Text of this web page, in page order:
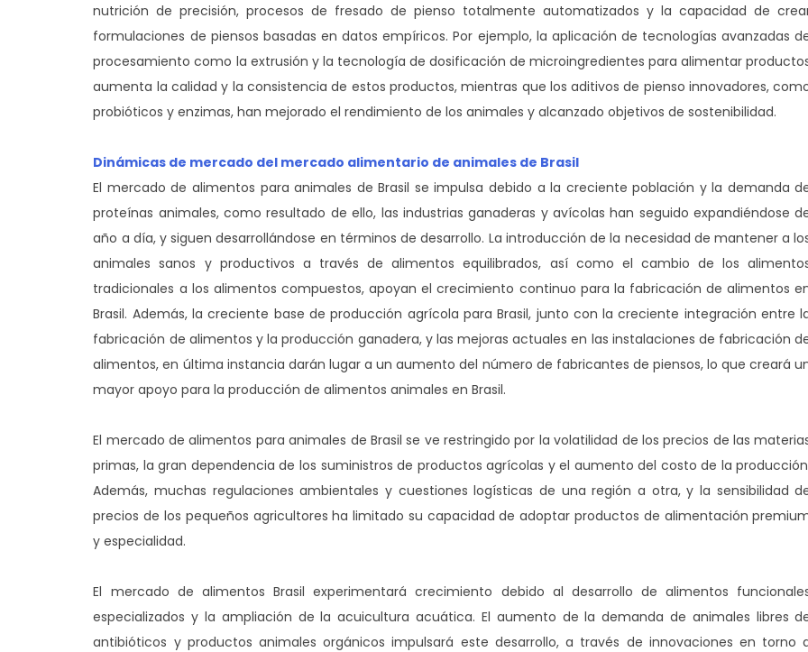
nutrición de precisión, procesos de fresado de pienso totalmente automatizados y la capacidad de
formulaciones de piensos basadas en datos empíricos. Por ejemplo, la aplicación de tecnologías avanzadas
procesamiento como la extrusión y la tecnología de dosificación de microingredientes para alimentar
aumenta la calidad y la consistencia de estos productos, mientras que los aditivos de pienso innovadores,
probióticos y enzimas, han mejorado el rendimiento de los animales y alcanzado objetivos de sostenibilidad.
Dinámicas de mercado del mercado alimentario de animales de Brasil
El mercado de alimentos para animales de Brasil se impulsa debido a la creciente población y la demanda
proteínas animales, como resultado de ello, las industrias ganaderas y avícolas han seguido expandiéndose
año a día, y siguen desarrollándose en términos de desarrollo. La introducción de la necesidad de mantener a
animales sanos y productivos a través de alimentos equilibrados, así como el cambio de los
tradicionales a los alimentos compuestos, apoyan el crecimiento continuo para la fabricación de alimentos
Brasil. Además, la creciente base de producción agrícola para Brasil, junto con la creciente integración entre
fabricación de alimentos y la producción ganadera, y las mejoras actuales en las instalaciones de fabricación
alimentos, en última instancia darán lugar a un aumento del número de fabricantes de piensos, lo que creará
mayor apoyo para la producción de alimentos animales en Brasil.
El mercado de alimentos para animales de Brasil se ve restringido por la volatilidad de los precios de las
primas, la gran dependencia de los suministros de productos agrícolas y el aumento del costo de la
Además, muchas regulaciones ambientales y cuestiones logísticas de una región a otra, y la sensibilidad
precios de los pequeños agricultores ha limitado su capacidad de adoptar productos de alimentación
y especialidad.
El mercado de alimentos Brasil experimentará crecimiento debido al desarrollo de alimentos
especializados y la ampliación de la acuicultura acuática. El aumento de la demanda de animales libres
antibióticos y productos animales orgánicos impulsará este desarrollo, a través de innovaciones en torno